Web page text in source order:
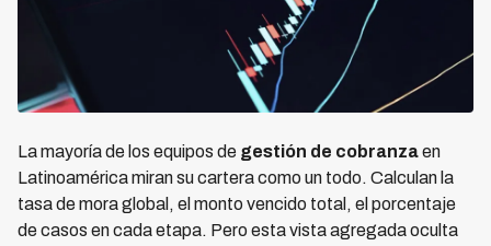
La mayoría de los equipos de gestión de cobranzaen
Latinoamérica miran su cartera como un todo. Calculan la
tasa de mora global, el monto vencido total, el porcentaje
de casos en cada etapa. Pero esta vista agregada oculta